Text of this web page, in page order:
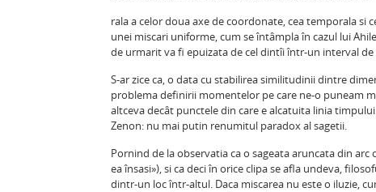
rala a celor doua axe de coordonate, cea temporala si
unei miscari uniforme, cum se întâmpla în cazul lui
de urmarit va fi epuizata de cel dintîi într-un interval
S-ar zice ca, o data cu stabilirea similitudinii dintre
problema definirii momentelor pe care ne-o puneam
altceva decât punctele din care e alcatuita linia
Zenon: nu mai putin renumitul paradox al sagetii.
Pornind de la observatia ca o sageata aruncata din
ea însasi»), si ca deci în orice clipa se afla undeva,
dintr-un loc într-altul. Daca miscarea nu este o iluzie,